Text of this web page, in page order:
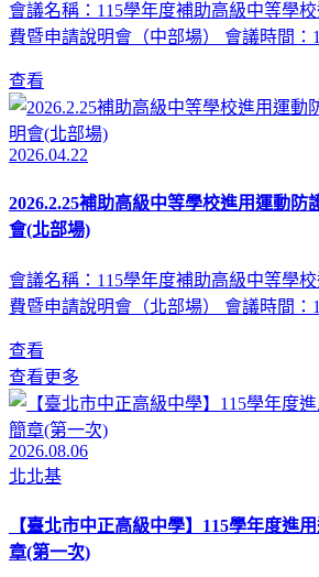
會議名稱：115學年度補助高級中等學
費暨申請說明會（中部場） 會議時間：
查看
2026.04.22
2026.2.25補助高級中等學校進用運動防
會(北部場)
會議名稱：115學年度補助高級中等學
費暨申請說明會（北部場） 會議時間：
查看
查看更多
2026.08.06
北北基
【臺北市中正高級中學】115學年度進
章(第一次)